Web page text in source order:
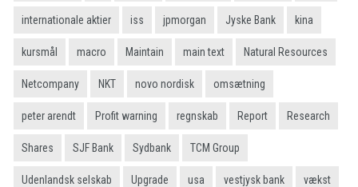
internationale aktier iss jpmorgan Jyske Bank kina
kursmål macro Maintain main text Natural Resources
Netcompany NKT novo nordisk omsætning
peter arendt Profit warning regnskab Report Research
Shares SJF Bank Sydbank TCM Group
Udenlandsk selskab Upgrade usa vestjysk bank vækst